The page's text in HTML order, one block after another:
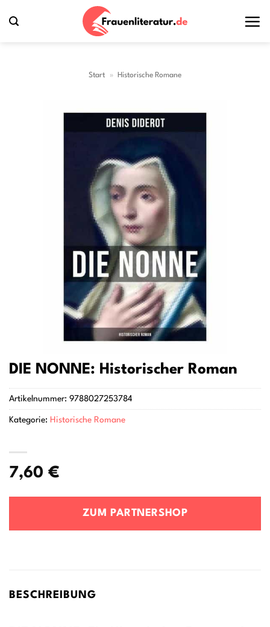
Inhalt
Start » Historische Romane
DIE NONNE: Historischer Roman
7,60 €
ZUM PARTNERSHOP
Artikelnummer: 9788027253784
Kategorie: Historische Romane
BESCHREIBUNG